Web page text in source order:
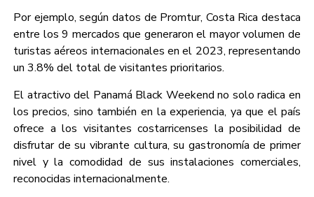
Por ejemplo, según datos de Promtur, Costa Rica destaca
entre los 9 mercados que generaron el mayor volumen de
turistas aéreos internacionales en el 2023, representando
un 3.8% del total de visitantes prioritarios.
El atractivo del Panamá Black Weekend no solo radica en
los precios, sino también en la experiencia, ya que el país
ofrece a los visitantes costarricenses la posibilidad de
disfrutar de su vibrante cultura, su gastronomía de primer
nivel y la comodidad de sus instalaciones comerciales,
reconocidas internacionalmente.